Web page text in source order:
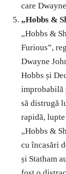
care
„Hobbs &
„Hobbs &
Furious”,
Dwayne
Hobbs și
improbabilă
să distrugă
rapidă,
„Hobbs &
cu încasări
și Statham